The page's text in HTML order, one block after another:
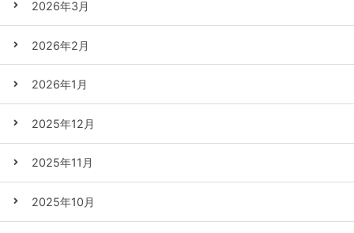
2026年3月
2026年2月
2026年1月
2025年12月
2025年11月
2025年10月